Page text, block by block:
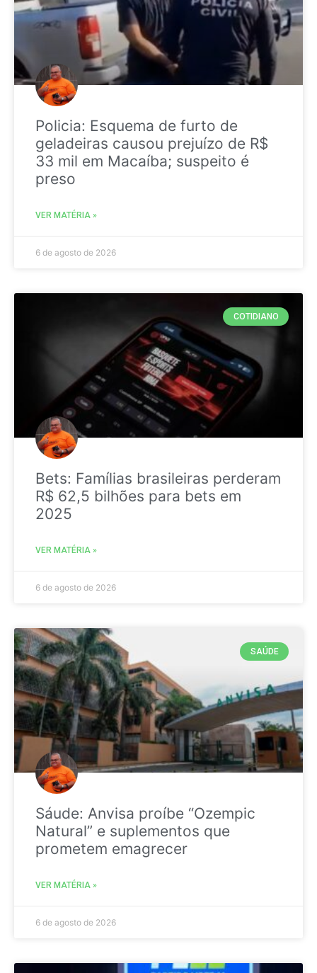
Policia: Esquema de furto de
geladeiras causou prejuízo de R$
33 mil em Macaíba; suspeito é
preso
VER MATÉRIA »
6 de agosto de 2026
COTIDIANO
Bets: Famílias brasileiras perderam
R$ 62,5 bilhões para bets em
2025
VER MATÉRIA »
6 de agosto de 2026
SAÚDE
Sáude: Anvisa proíbe “Ozempic
Natural” e suplementos que
prometem emagrecer
VER MATÉRIA »
6 de agosto de 2026